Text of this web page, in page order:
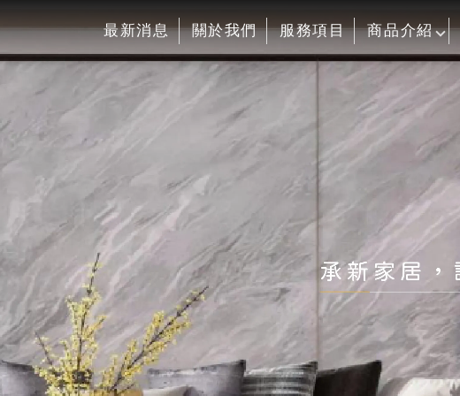
最新消息 關於我們 服務項目 商品介紹